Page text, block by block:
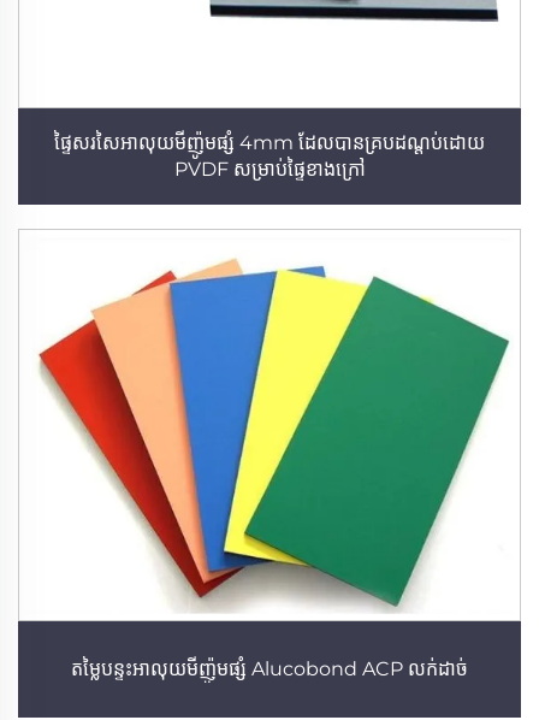
ផ្ទៃសរសៃអាលុយមីញ៉ូមផ្សំ 4mm ដែលបានគ្របដណ្តប់ដោយ
PVDF សម្រាប់ផ្ទៃខាងក្រៅ
តម្លៃបន្ទះអាលុយមីញ៉ូមផ្សំ Alucobond ACP លក់ដាច់